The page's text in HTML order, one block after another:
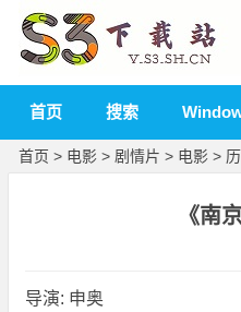
首页 搜索
首页 > 电影 > 剧情片 > 电影 >
《南
导演: 申奥